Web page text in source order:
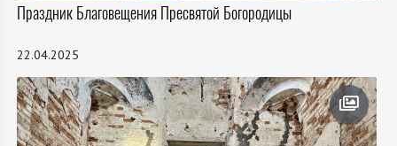
Праздник Благовещения Пресвятой Богородицы
22.04.2025